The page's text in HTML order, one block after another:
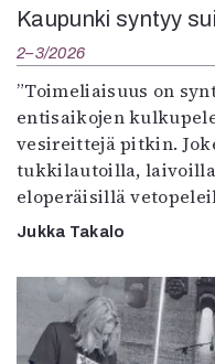
Kaupunki syntyy
2–3/2026
”Toimeliaisuus on
entisaikojen
vesireittejä pitkin.
tukkilautoilla,
eloperäisillä
Jukka Takalo